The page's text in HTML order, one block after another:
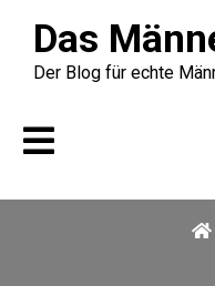
content
Das
Der Blog für echte